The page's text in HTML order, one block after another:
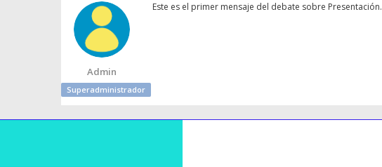
Admin
Superadministrador
Este es el primer mensaje del debate sobre Presentación.